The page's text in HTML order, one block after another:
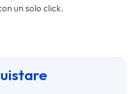
un solo click.